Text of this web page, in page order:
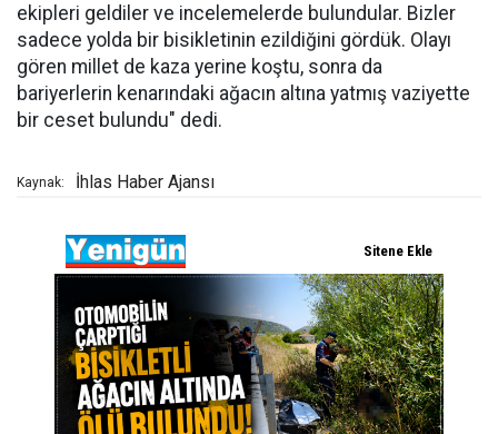
ekipleri geldiler ve incelemelerde bulundular. Bizler
sadece yolda bir bisikletinin ezildiğini gördük. Olayı
gören millet de kaza yerine koştu, sonra da
bariyerlerin kenarındaki ağacın altına yatmış vaziyette
bir ceset bulundu" dedi.
Kaynak: İhlas Haber Ajansı